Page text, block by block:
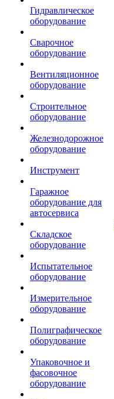
Гидравлическое
оборудование
Сварочное
оборудование
Вентиляционное
оборудование
Строительное
оборудование
Железнодорожное
оборудование
Инструмент
Гаражное
оборудование для
автосервиса
Складское
оборудование
Испытательное
оборудование
Измерительное
оборудование
Полиграфическое
оборудование
Упаковочное и
фасовочное
оборудование